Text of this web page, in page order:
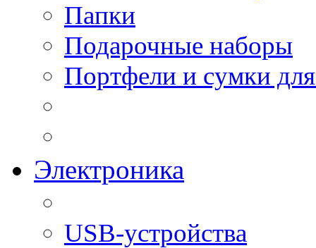
Папки
Подарочные наборы
Портфели и сумки
Электроника
USB-устройства